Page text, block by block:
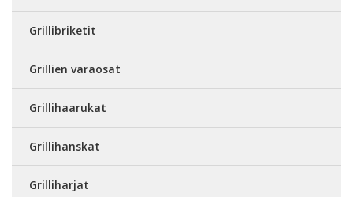
Grillibriketit
Grillien varaosat
Grillihaarukat
Grillihanskat
Grilliharjat